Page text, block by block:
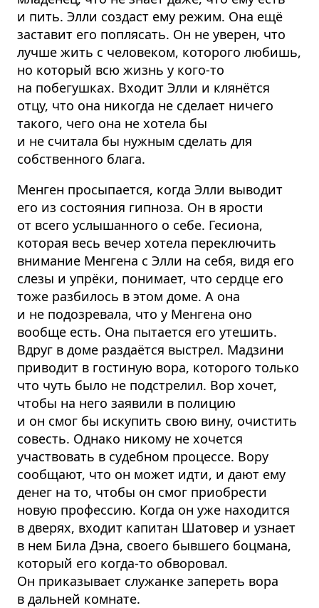
и пить. Элли создаст ему режим. Она ещё
заставит его поплясать. Он не уверен, что
лучше жить с человеком, которого любишь,
но который всю жизнь у кого-то
на побегушках. Входит Элли и клянётся
отцу, что она никогда не сделает ничего
такого, чего она не хотела бы
и не считала бы нужным сделать для
собственного блага.
Менген просыпается, когда Элли выводит
его из состояния гипноза. Он в ярости
от всего услышанного о себе. Гесиона,
которая весь вечер хотела переключить
внимание Менгена с Элли на себя, видя его
слезы и упрёки, понимает, что сердце его
тоже разбилось в этом доме. А она
и не подозревала, что у Менгена оно
вообще есть. Она пытается его утешить.
Вдруг в доме раздаётся выстрел. Мадзини
приводит в гостиную вора, которого только
что чуть было не подстрелил. Вор хочет,
чтобы на него заявили в полицию
и он смог бы искупить свою вину, очистить
совесть. Однако никому не хочется
участвовать в судебном процессе. Вору
сообщают, что он может идти, и дают ему
денег на то, чтобы он смог приобрести
новую профессию. Когда он уже находится
в дверях, входит капитан Шатовер и узнает
в нем Била Дэна, своего бывшего боцмана,
который его когда-то обворовал.
Он приказывает служанке запереть вора
в дальней комнате.